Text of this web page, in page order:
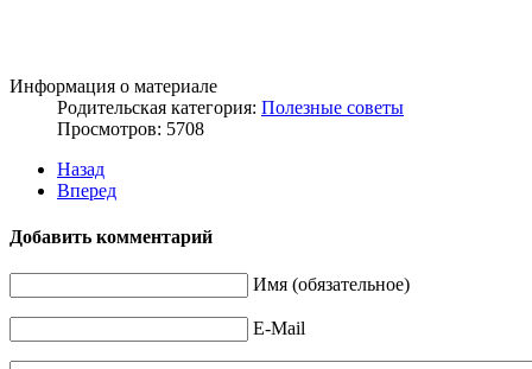
Информация о материале
Родительская категория: Полезные советы
Просмотров: 5708
Назад
Вперед
Добавить комментарий
Имя (обязательное)
E-Mail